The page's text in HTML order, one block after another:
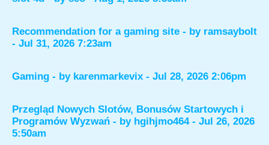
Recommendation for a gaming site - by ramsaybolt
- Jul 31, 2026 7:23am
Gaming - by karenmarkevix - Jul 28, 2026 2:06pm
Przegląd Nowych Slotów, Bonusów Startowych i
Programów Wyzwań - by hgihjmo464- Jul 26, 2026
5:50am